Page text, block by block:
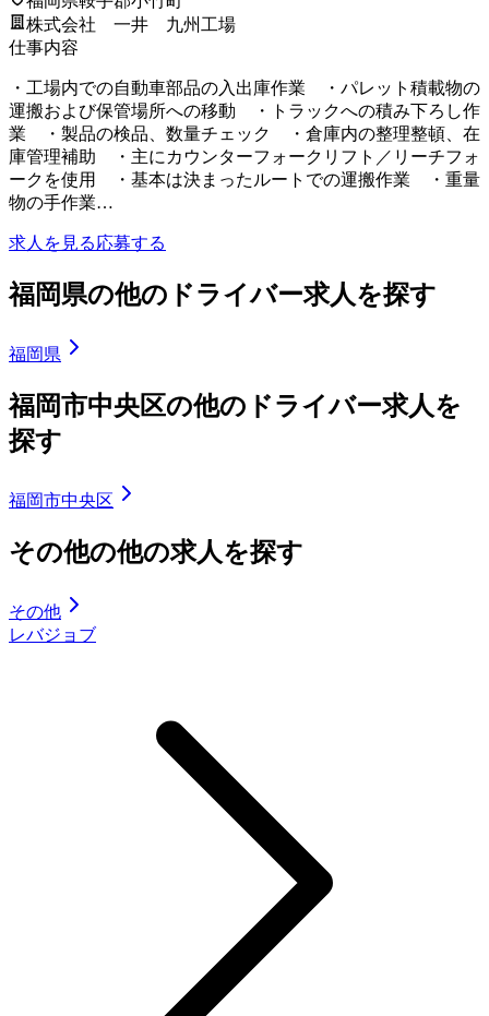
株式会社 一井 九州工場
仕事内容
・工場内での自動車部品の入出庫作業 ・パレット積載物の
運搬および保管場所への移動 ・トラックへの積み下ろし作
業 ・製品の検品、数量チェック ・倉庫内の整理整頓、在
庫管理補助 ・主にカウンターフォークリフト／リーチフォ
ークを使用 ・基本は決まったルートでの運搬作業 ・重量
物の手作業…
求人を見る応募する
福岡県の他のドライバー求人を探す
福岡県
福岡市中央区の他のドライバー求人を
探す
福岡市中央区
その他の他の求人を探す
その他
レバジョブ